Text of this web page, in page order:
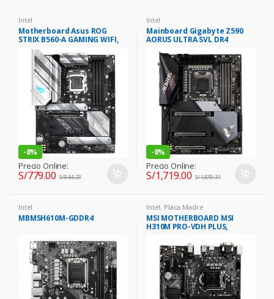
Intel
Motherboard Asus ROG
STRIX B560-A GAMING WIFI,
Intel B560, LGA1200, DDR4,
LAN, WiFi+BT 5.0
-8%
Precio Online:
S/779.00 S/844.23
Intel
Mainboard Gigabyte Z590
AORUS ULTRA SVL DR4
-8%
Precio Online:
S/1,719.00 S/1,870.31
Intel
MBMSH610M-GDDR4
Intel, Placa Madre
MSI MOTHERBOARD MSI
H310M PRO-VDH PLUS,
6.0, USB 3.1, SN/VD/NW.